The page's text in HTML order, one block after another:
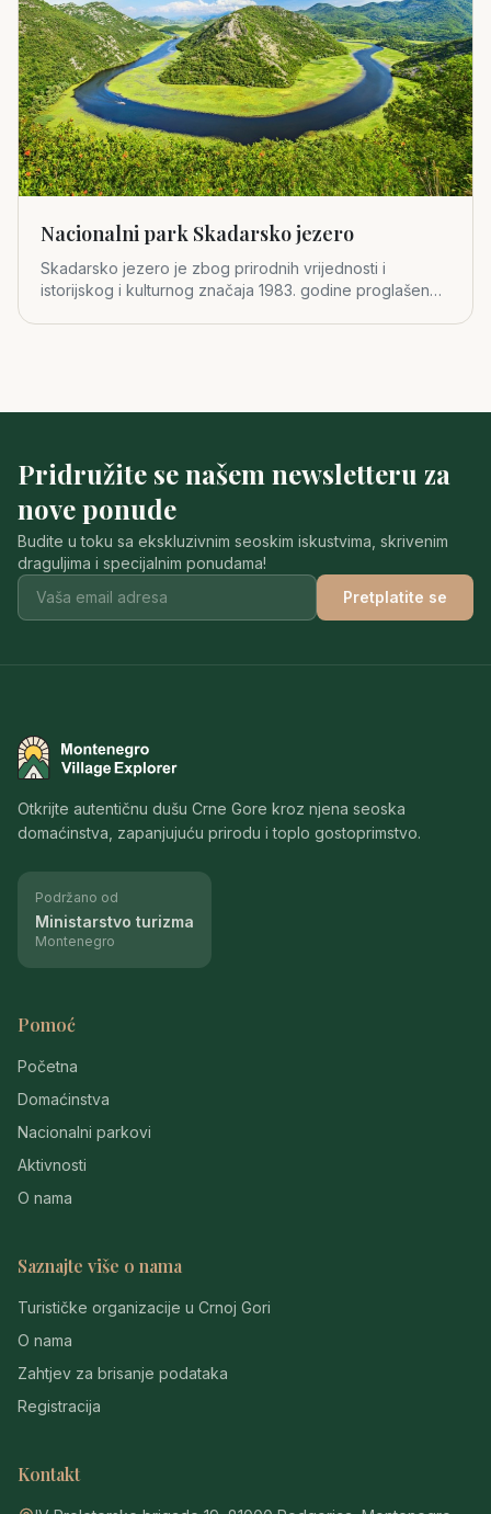
Nacionalni park Skadarsko jezero
Skadarsko jezero je zbog prirodnih vrijednosti i
istorijskog i kulturnog značaja 1983. godine proglašeno
Pridružite se našem newsletteru za
nove ponude
Budite u toku sa ekskluzivnim seoskim iskustvima, skrivenim
draguljima i specijalnim ponudama!
Pretplatite se
Montenegro Village Explorer
Otkrijte autentičnu dušu Crne Gore kroz njena seoska
domaćinstva, zapanjujuću prirodu i toplo gostoprimstvo.
Podržano od
Ministarstvo turizma
Montenegro
Pomoć
Početna
Domaćinstva
Nacionalni parkovi
Aktivnosti
O nama
Saznajte više o nama
Turističke organizacije u Crnoj Gori
O nama
Zahtjev za brisanje podataka
Registracija
Kontakt